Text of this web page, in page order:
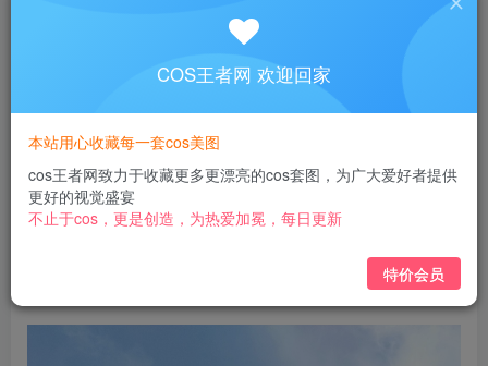
No.024-RE从零开始的异世界生活 穿搭手か蕾姆 [10P]
此内容为付费阅读，请付费后查看
黄金会员 免费 免费
您当前未登录！建议登陆后购买，可保存购买订单
COS王者网 欢迎回家
本站用心收藏每一套cos美图
cos王者网致力于收藏更多更漂亮的cos套图，为广大爱好者提供
更好的视觉盛宴
不止于cos，更是创造，为热爱加冕，每日更新
特价会员